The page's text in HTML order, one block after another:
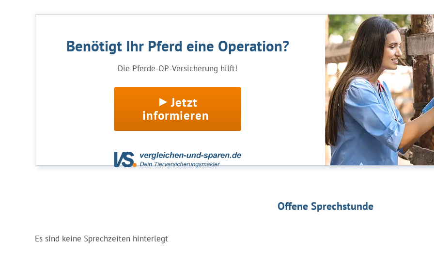
Benötigt Ihr Pferd eine Operation?
Die Pferde-OP-Versicherung hilft!
Jetzt
informieren
Offene Sprechstunde
Es sind keine Sprechzeiten hinterlegt